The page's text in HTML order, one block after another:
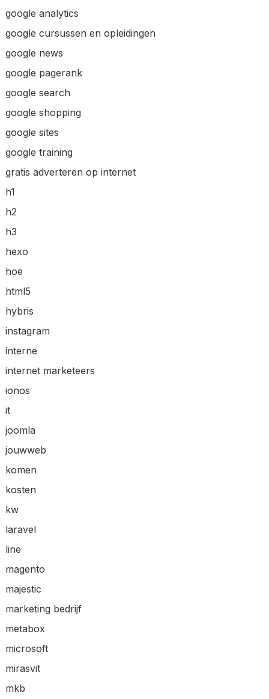
google analytics
google cursussen en opleidingen
google news
google pagerank
google search
google shopping
google sites
google training
gratis adverteren op internet
h1
h2
h3
hexo
hoe
html5
hybris
instagram
interne
internet marketeers
ionos
it
joomla
jouwweb
komen
kosten
kw
laravel
line
magento
majestic
marketing bedrijf
metabox
microsoft
mirasvit
mkb